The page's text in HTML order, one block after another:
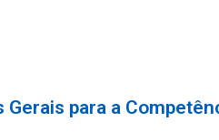
Gerais para a